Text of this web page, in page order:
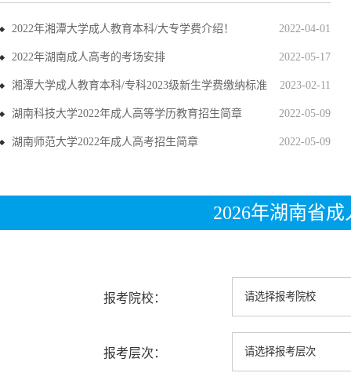
2022-04-01
2022年湘潭大学成人教育本科/大专学费介绍！
2022-05-17
2022年湖南成人高考的考场安排
2023-02-11
湘潭大学成人教育本科/专科2023级新生学费缴纳标准
2022-05-09
湖南科技大学2022年成人高等学历教育招生简章
2022-05-09
湖南师范大学2022年成人高考招生简章
2026年湖南省
报考院校：
报考层次：